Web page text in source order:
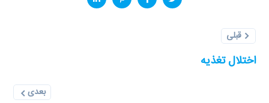
قبلی
اختلال تغذیه
بعدی